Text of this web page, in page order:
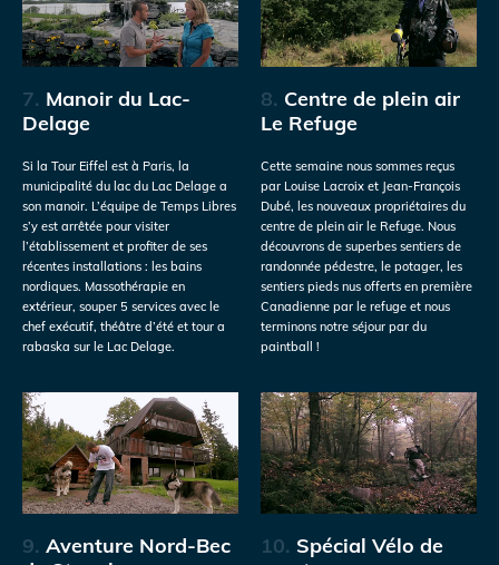
7. Manoir du Lac-
Delage
Si la Tour Eiffel est à Paris, la
municipalité du lac du Lac Delage a
son manoir. L’équipe de Temps Libres
s’y est arrêtée pour visiter
l’établissement et profiter de ses
récentes installations : les bains
nordiques. Massothérapie en
extérieur, souper 5 services avec le
chef exécutif, théâtre d’été et tour a
rabaska sur le Lac Delage.
8. Centre de plein air
Le Refuge
Cette semaine nous sommes reçus
par Louise Lacroix et Jean-François
Dubé, les nouveaux propriétaires du
centre de plein air le Refuge. Nous
découvrons de superbes sentiers de
randonnée pédestre, le potager, les
sentiers pieds nus offerts en première
Canadienne par le refuge et nous
terminons notre séjour par du
paintball !
9. Aventure Nord-Bec
10. Spécial Vélo de